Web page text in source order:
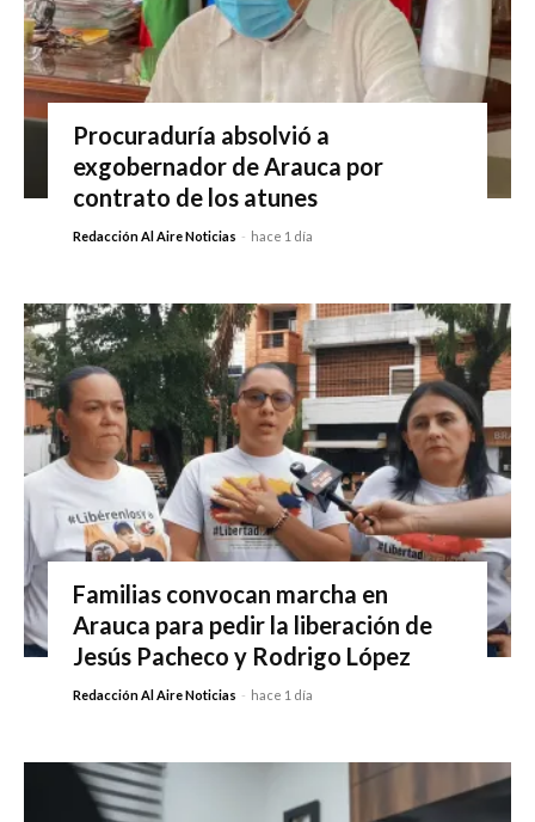
Procuraduría absolvió a
exgobernador de Arauca por
contrato de los atunes
Redacción Al Aire Noticias - hace 1 día
Familias convocan marcha en
Arauca para pedir la liberación de
Jesús Pacheco y Rodrigo López
Redacción Al Aire Noticias - hace 1 día